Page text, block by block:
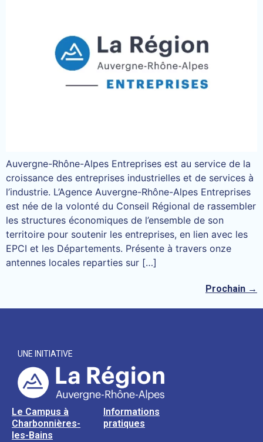
Auvergne-Rhône-Alpes Entreprises est au service de la
croissance des entreprises industrielles et de services à
l’industrie. L’Agence Auvergne-Rhône-Alpes Entreprises
est née de la volonté du Conseil Régional de rassembler
les structures économiques de l’ensemble de son
territoire pour soutenir les entreprises, en lien avec les
EPCI et les Départements. Présente à travers onze
antennes locales reparties sur […]
Prochain →
UNE INITIATIVE
Le Campus à
Charbonnières-
les-Bains
Informations
pratiques